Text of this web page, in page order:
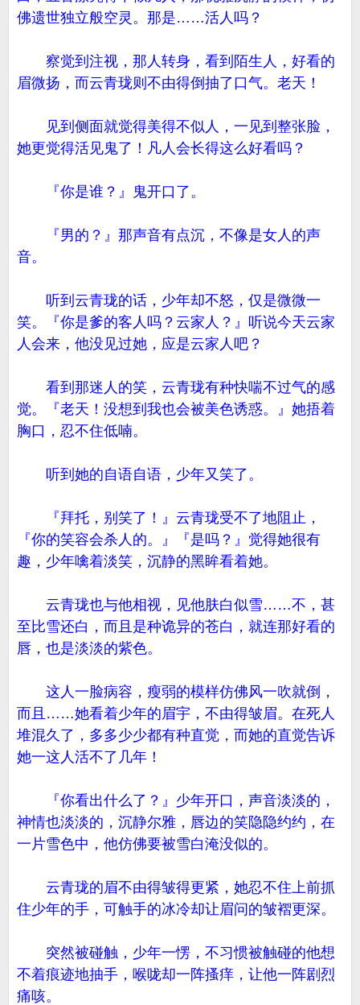
佛遗世独立般空灵。那是……活人吗？
察觉到注视，那人转身，看到陌生人，好看的
眉微扬，而云青珑则不由得倒抽了口气。老天！
见到侧面就觉得美得不似人，一见到整张脸，
她更觉得活见鬼了！凡人会长得这么好看吗？
『你是谁？』鬼开口了。
『男的？』那声音有点沉，不像是女人的声
音。
听到云青珑的话，少年却不怒，仅是微微一
笑。『你是爹的客人吗？云家人？』听说今天云家
人会来，他没见过她，应是云家人吧？
看到那迷人的笑，云青珑有种快喘不过气的感
觉。『老天！没想到我也会被美色诱惑。』她捂着
胸口，忍不住低喃。
听到她的自语自语，少年又笑了。
『拜托，别笑了！』云青珑受不了地阻止，
『你的笑容会杀人的。』『是吗？』觉得她很有
趣，少年噙着淡笑，沉静的黑眸看着她。
云青珑也与他相视，见他肤白似雪……不，甚
至比雪还白，而且是种诡异的苍白，就连那好看的
唇，也是淡淡的紫色。
这人一脸病容，瘦弱的模样仿佛风一吹就倒，
而且……她看着少年的眉宇，不由得皱眉。在死人
堆混久了，多多少少都有种直觉，而她的直觉告诉
她一这人活不了几年！
『你看出什么了？』少年开口，声音淡淡的，
神情也淡淡的，沉静尔雅，唇边的笑隐隐约约，在
一片雪色中，他仿佛要被雪白淹没似的。
云青珑的眉不由得皱得更紧，她忍不住上前抓
住少年的手，可触手的冰冷却让眉问的皱褶更深。
突然被碰触，少年一愣，不习惯被触碰的他想
不着痕迹地抽手，喉咙却一阵搔痒，让他一阵剧烈
痛咳。